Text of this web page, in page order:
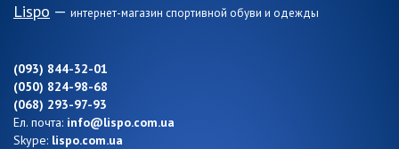
Lispo — интернет-магазин спортивной обуви и одежды
(093) 844-32-01
(050) 824-98-68
(068) 293-97-93
Ел. почта: info@lispo.com.ua
Skype: lispo.com.ua